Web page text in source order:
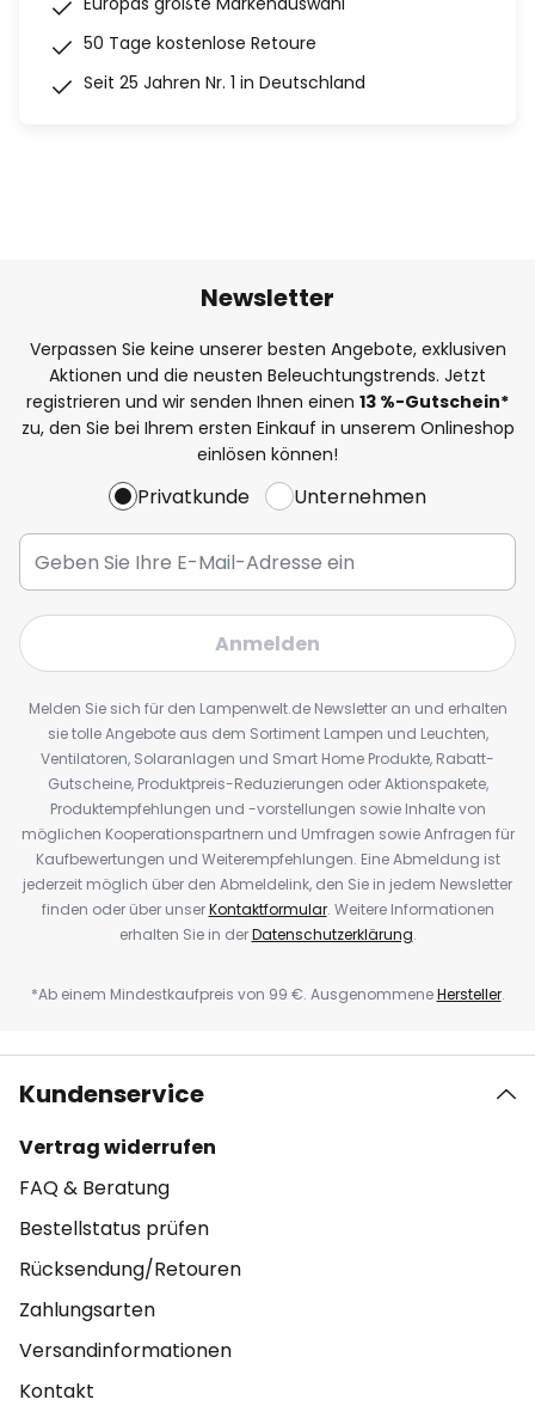
50 Tage kostenlose Retoure
Seit 25 Jahren Nr. 1 in Deutschland
Newsletter
Verpassen Sie keine unserer besten Angebote, exklusiven
Aktionen und die neusten Beleuchtungstrends. Jetzt
registrieren und wir senden Ihnen einen 13 %-Gutschein*
zu, den Sie bei Ihrem ersten Einkauf in unserem Onlineshop
einlösen können!
Privatkunde Unternehmen
Anmelden
Melden Sie sich für den Lampenwelt.de Newsletter an und erhalten
sie tolle Angebote aus dem Sortiment Lampen und Leuchten,
Ventilatoren, Solaranlagen und Smart Home Produkte, Rabatt-
Gutscheine, Produktpreis-Reduzierungen oder Aktionspakete,
Produktempfehlungen und -vorstellungen sowie Inhalte von
möglichen Kooperationspartnern und Umfragen sowie Anfragen für
Kaufbewertungen und Weiterempfehlungen. Eine Abmeldung ist
jederzeit möglich über den Abmeldelink, den Sie in jedem Newsletter
finden oder über unserKontaktformular. Weitere Informationen
erhalten Sie in derDatenschutzerklärung.
*Ab einem Mindestkaufpreis von 99 €. AusgenommeneHersteller.
Kundenservice
Vertrag widerrufen
FAQ & Beratung
Bestellstatus prüfen
Rücksendung/Retouren
Zahlungsarten
Versandinformationen
Kontakt